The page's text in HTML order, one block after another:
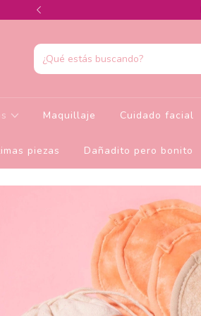
Maquillaje Cuidado facial
piezas Dañadito pero bonito